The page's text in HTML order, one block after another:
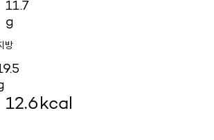
11.7
g
방
12.6kcal